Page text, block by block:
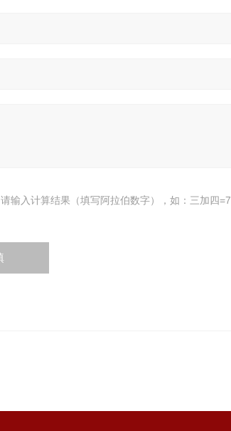
请输入计算结果（填写阿拉伯数字），如：三加四=7